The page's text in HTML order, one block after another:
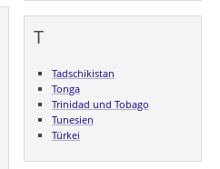
T
Tadschikistan
Tonga
Trinidad und Tobago
Tunesien
Türkei